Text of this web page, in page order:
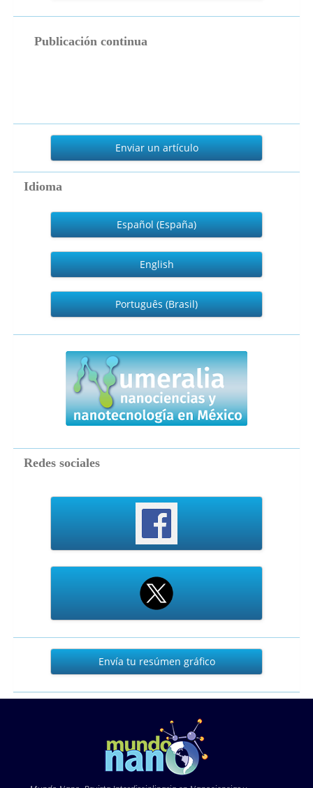
Publicación continua
Enviar
artículo
Enviar un artículo
Idioma
Español (España)
English
Português (Brasil)
numeralia
Redes sociales
Envía
gráfico
Envía tu resúmen gráfico